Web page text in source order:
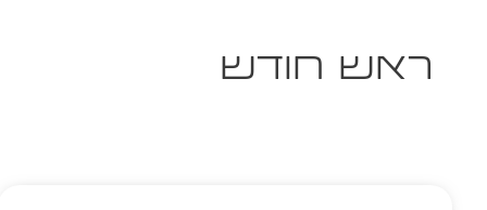
ראש חודש